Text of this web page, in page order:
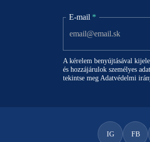
E-mail *
A kérelem benyújtásával
és hozzájárulok személyes
tekintse meg Adatvédelmi
IG FB